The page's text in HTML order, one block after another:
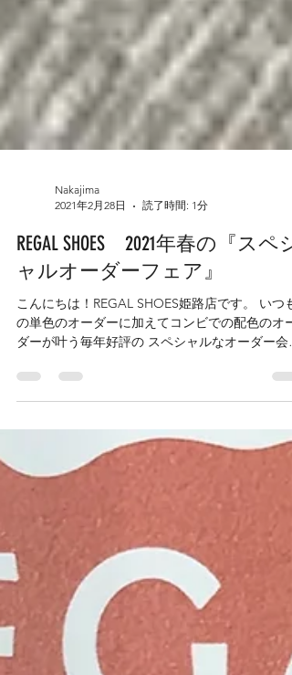
2021年2月28日
読了時間: 1分
REGAL SHOES 2021年春の『スペシ
ャルオーダーフェア』
こんにちは！REGAL SHOES姫路店です。 いつも
ダーが叶う毎年好評の スペシャルなオーダー会が
今年も開催です。 しかも今回はリーガルの定番た
「２５８９」という品番の...